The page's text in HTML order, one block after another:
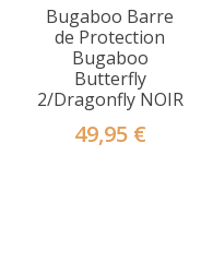
Bugaboo Barre
de Protection
Bugaboo
Butterfly
2/Dragonfly NOIR
49,95 €